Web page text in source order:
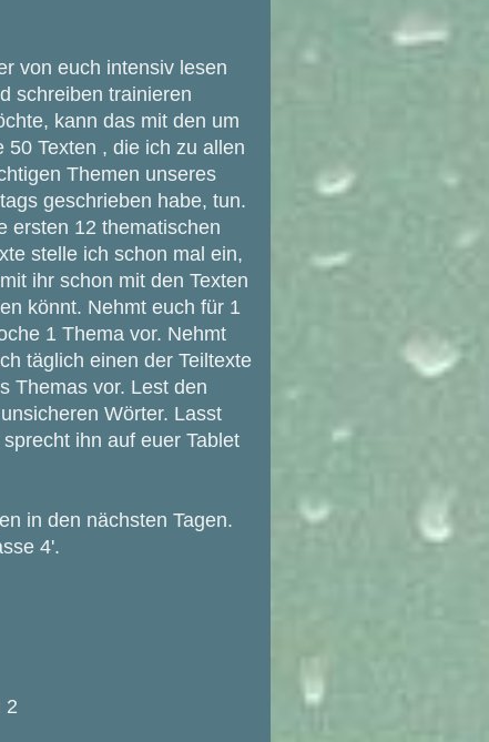
von euch intensiv lesen
schreiben trainieren
kann das mit den um
50 Texten , die ich zu allen
Themen unseres
geschrieben habe, tun.
ersten 12 thematischen
stelle ich schon mal ein,
ihr schon mit den Texten
könnt. Nehmt euch für 1
1 Thema vor. Nehmt
täglich einen der Teiltexte
Themas vor. Lest den
Wörter. Lasst
ihn auf euer Tablet
in den nächsten Tagen.
4'.
2